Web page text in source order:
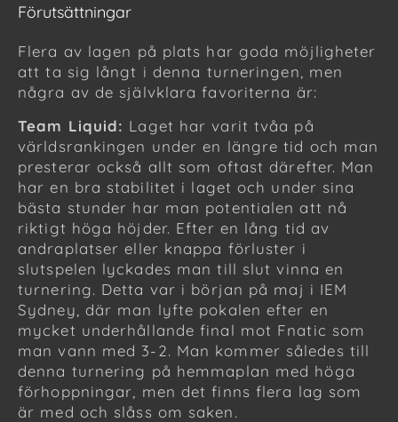
Förutsättningar
Flera av lagen på plats har goda möjligheter
att ta sig långt i denna turneringen, men
några av de självklara favoriterna är:
Team Liquid: Laget har varit tvåa på
världsrankingen under en längre tid och man
presterar också allt som oftast därefter. Man
har en bra stabilitet i laget och under sina
bästa stunder har man potentialen att nå
riktigt höga höjder. Efter en lång tid av
andraplatser eller knappa förluster i
slutspelen lyckades man till slut vinna en
turnering. Detta var i början på maj i IEM
Sydney, där man lyfte pokalen efter en
mycket underhållande final mot Fnatic som
man vann med 3-2. Man kommer således till
denna turnering på hemmaplan med höga
förhoppningar, men det finns flera lag som
är med och slåss om saken.